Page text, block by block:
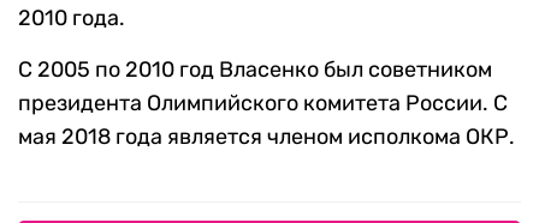
2010 года.
С 2005 по 2010 год Власенко был советником
президента Олимпийского комитета России. С
мая 2018 года является членом исполкома ОКР.